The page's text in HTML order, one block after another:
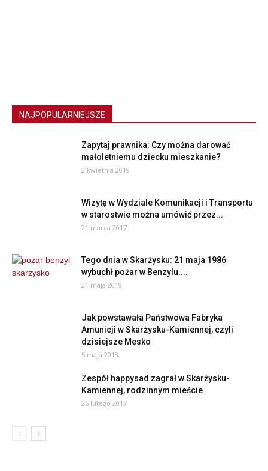
NAJPOPULARNIEJSZE
Zapytaj prawnika: Czy można darować
małoletniemu dziecku mieszkanie?
2 kwietnia 2019
Wizytę w Wydziale Komunikacji i Transportu
w starostwie można umówić przez...
21 marca 2017
Tego dnia w Skarżysku: 21 maja 1986
wybuchł pożar w Benzylu....
21 maja 2019
Jak powstawała Państwowa Fabryka
Amunicji w Skarżysku-Kamiennej, czyli
dzisiejsze Mesko
5 maja 2018
Zespół happysad zagrał w Skarżysku-
Kamiennej, rodzinnym mieście
26 lutego 2017